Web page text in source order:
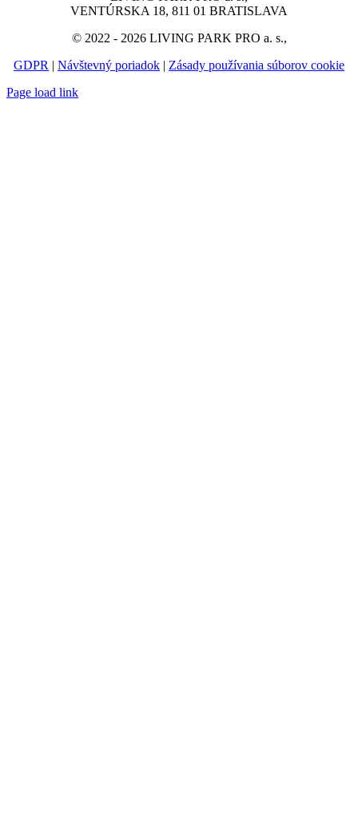
VENTÚRSKA 18, 811 01 BRATISLAVA
© 2022 - 2026 LIVING PARK PRO a. s.,
GDPR | Návštevný poriadok | Zásady používania súborov cookie
Page load link